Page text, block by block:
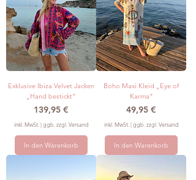
Exklusive Ibiza Velvet Jacken
„Hand bestickt“
Preis
139,95 €
inkl. MwSt. |ggb. zzgl. Versand
In den Warenkorb
Boho Maxi Kleid „Eye of
Karma“
Preis
49,95 €
inkl. MwSt. |ggb. zzgl. Versand
In den Warenkorb